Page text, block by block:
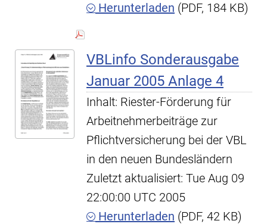
Herunterladen (PDF, 184 KB)
VBLinfo Sonderausgabe
Januar 2005 Anlage 4
Inhalt: Riester-Förderung für
Arbeitnehmerbeiträge zur
Pflichtversicherung bei der VBL
in den neuen Bundesländern
Zuletzt aktualisiert: Tue Aug 09
22:00:00 UTC 2005
Herunterladen (PDF, 42 KB)